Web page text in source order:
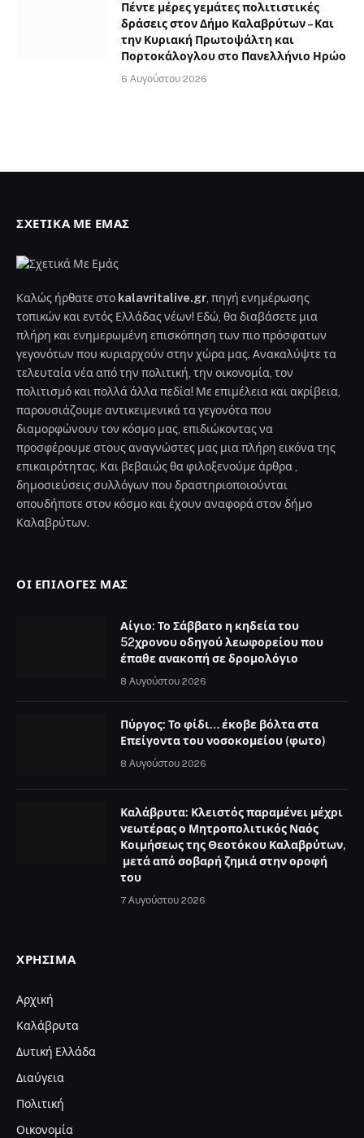
Πέντε μέρες γεμάτες πολιτιστικές
δράσεις στον Δήμο Καλαβρύτων – Και
την Κυριακή Πρωτοψάλτη και
Πορτοκάλογλου στο Πανελλήνιο Ηρώο
6 Αυγούστου 2026
ΣΧΕΤΙΚΆ ΜΕ ΕΜΆΣ
Καλώς ήρθατε στο kalavritalive.gr , πηγή ενημέρωσης
τοπικών και εντός Ελλάδας νέων! Εδώ, θα διαβάσετε μια
πλήρη και ενημερωμένη επισκόπηση των πιο πρόσφατων
γεγονότων που κυριαρχούν στην χώρα μας. Ανακαλύψτε τα
τελευταία νέα από την πολιτική, την οικονομία, τον
πολιτισμό και πολλά άλλα πεδία! Με επιμέλεια και ακρίβεια,
παρουσιάζουμε αντικειμενικά τα γεγονότα που
διαμορφώνουν τον κόσμο μας, επιδιώκοντας να
προσφέρουμε στους αναγνώστες μας μια πλήρη εικόνα της
επικαιρότητας. Και βεβαιώς θα φιλοξενούμε άρθρα ,
δημοσιεύσεις συλλόγων που δραστηριοποιούνται
οπουδήποτε στον κόσμο και έχουν αναφορά στον δήμο
Καλαβρύτων.
ΟΙ ΕΠΙΛΟΓΈΣ ΜΑΣ
Αίγιο: Το Σάββατο η κηδεία του
52χρονου οδηγού λεωφορείου που
έπαθε ανακοπή σε δρομολόγιο
8 Αυγούστου 2026
Πύργος: Το φίδι… έκοβε βόλτα στα
Επείγοντα του νοσοκομείου (φωτο)
8 Αυγούστου 2026
Καλάβρυτα: Κλειστός παραμένει μέχρι
νεωτέρας ο Μητροπολιτικός Ναός
Κοιμήσεως της Θεοτόκου Καλαβρύτων,
μετά από σοβαρή ζημιά στην οροφή
του
7 Αυγούστου 2026
ΧΡΉΣΙΜΑ
Αρχική
Καλάβρυτα
Δυτική Ελλάδα
Διαύγεια
Πολιτική
Οικονομία